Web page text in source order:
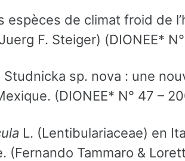
espèces de climat froid de
F. Steiger) (DIONEE*
sp. nova : une
(DIONEE* N° 47 –
L. (Lentibulariaceae) en
(Fernando Tammaro &